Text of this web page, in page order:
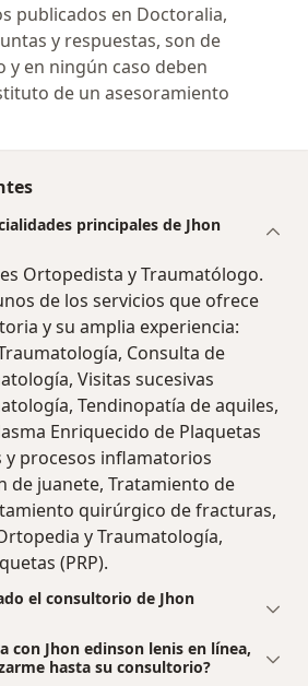
publicados en Doctoralia,
y respuestas, son de
en ningún caso deben
de un asesoramiento
principales de Jhon
Ortopedista y Traumatólogo.
de los servicios que ofrece
y su amplia experiencia:
Consulta de
Visitas sucesivas
Tendinopatía de aquiles,
Enriquecido de Plaquetas
procesos inflamatorios
de juanete, Tratamiento de
quirúrgico de fracturas,
y Traumatología,
(PRP).
el consultorio de Jhon
con Jhon edinson lenis en línea,
hasta su consultorio?